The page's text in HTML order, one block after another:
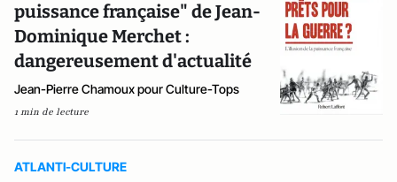
puissance française" de Jean-
Dominique Merchet :
dangereusement d'actualité
Jean-Pierre Chamoux pour Culture-Tops
1 min de lecture
ATLANTI-CULTURE